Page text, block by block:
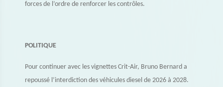
forces de l’ordre de renforcer les contrôles.
POLITIQUE
Pour continuer avec les vignettes Crit-Air, Bruno Bernard a
repoussé l’interdiction des véhicules diesel de 2026 à 2028.